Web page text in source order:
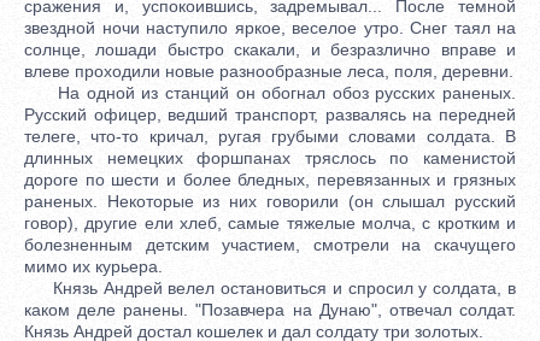
сражения и, успокоившись, задремывал... После темной
звездной ночи наступило яркое, веселое утро. Снег таял на
солнце, лошади быстро скакали, и безразлично вправе и
влеве проходили новые разнообразные леса, поля, деревни.
На одной из станций он обогнал обоз русских раненых.
Русский офицер, ведший транспорт, развалясь на передней
телеге, что-то кричал, ругая грубыми словами солдата. В
длинных немецких форшпанах тряслось по каменистой
дороге по шести и более бледных, перевязанных и грязных
раненых. Некоторые из них говорили (он слышал русский
говор), другие ели хлеб, самые тяжелые молча, с кротким и
болезненным детским участием, смотрели на скачущего
мимо их курьера.
Князь Андрей велел остановиться и спросил у солдата, в
каком деле ранены. "Позавчера на Дунаю", отвечал солдат.
Князь Андрей достал кошелек и дал солдату три золотых.